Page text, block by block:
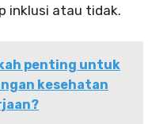
inklusi atau tidak.
penting untuk
kesehatan